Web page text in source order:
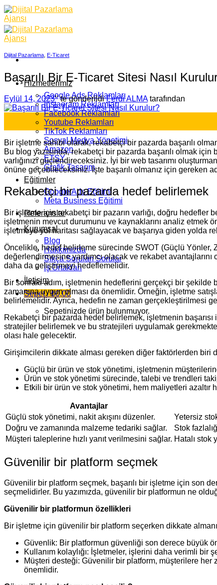
Skip
to
content
Hizmetlerimiz
Google Ads Reklamları
İnstagram Reklamları
Facebook Reklamları
Youtube Reklamları
TikTok Reklamları
Sosyal Medya Yönetimi
Amazon
ETSY
Grafik Tasarım
Eğitimler
Google Ads Eğitimi
Meta Business Eğitimi
Referanslar
Kurumsal
Blog
Hakkımızda
Sıkça Sorulan Sorular
İş Ortakları
İletişim
Sepet /₺0,00
Sepetinizde ürün bulunmuyor.
Dijital Pazarlama E-Ticaret
Başarılı Bir E-Ticaret Sitesi Nasıl
Eylül 14, 2023’' te gönderildi Ferdi ALMAtarafından
Bir işletme sahibi olarak, rekabetçi bir pazarda başarılı
Bu blog yazısında, rekabetçi bir pazarda başarılı olmak
varlığınızı güçlendireceksiniz. İyi bir web tasarımı
önüne geçebileceksiniz. İşte başarılı olmanız için gereken
Rekabetçi bir pazarda hedef belirlemek
Bir işletme için rekabetçi bir pazarın varlığı, doğru
işletmenin mevcut durumunu ve kaynaklarını analiz etmek
işletmeye yol haritası sağlayacak ve başarıya giden yolda
Öncelikle, hedef belirleme sürecinde SWOT (Güçlü Yönler,
değerlendirmesine yardımcı olacak ve rekabet
daha da geliştirmeyi hedeflemelidir.
Bir sonraki adım, işletmenin hedeflerini gerçekçi bir şekilde
zamanına uygun olması da önemlidir. Örneğin, işletme
belirlemelidir. Ayrıca, hedefin ne zaman gerçekleştirilmesi
Rekabetçi bir pazarda hedef belirlemek, işletmenin
stratejiler belirlemek ve bu stratejileri uygulamak
olası hale gelecektir.
Girişimcilerin dikkate alması gereken diğer faktörlerden biri
Güçlü bir ürün ve stok yönetimi, işletmenin
Ürün ve stok yönetimi sürecinde, talebi ve trendleri
Etkili bir ürün ve stok yönetimi, hem maliyetleri azaltır
Avantajlar
Güçlü stok yönetimi, nakit akışını düzenler.
Yetersiz
Doğru ve zamanında malzeme tedariki sağlar.
Stok
Müşteri taleplerine hızlı yanıt verilmesini sağlar. Hatalı stok
Güvenilir bir platform seçmek
Güvenilir bir platform seçmek, başarılı bir işletme için son
seçmelidirler. Bu yazımızda, güvenilir bir platformun ne
Güvenilir bir platformun özellikleri
Bir işletme için güvenilir bir platform seçerken dikkate
Güvenlik: Bir platformun güvenliği son derece büyük
Kullanım kolaylığı: İşletmeler, işlerini daha verimli
Müşteri desteği: Güvenilir bir platform, müşterilere her
önemlidir.